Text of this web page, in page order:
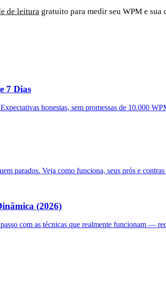
de leitura gratuito para medir seu WPM e sua
7 Dias
honestas, sem promessas de 10.000
parados. Veja como funciona, seus prós e
(2026)
com as técnicas que realmente funcionam —